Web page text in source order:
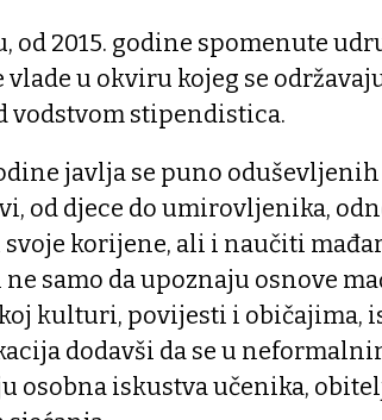
od 2015. godine spomenute
vlade u okviru kojeg se
vodstvom stipendistica.
javlja se puno
od djece do umirovljenika,
korijene, ali i naučiti
samo da upoznaju osnove
kulturi, povijesti i običajima,
dodavši da se u
osobna iskustva učenika,